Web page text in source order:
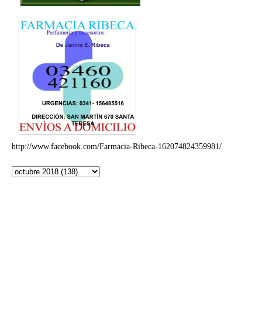
http://www.facebook.com/Farmacia-Ribeca-162074824359981/